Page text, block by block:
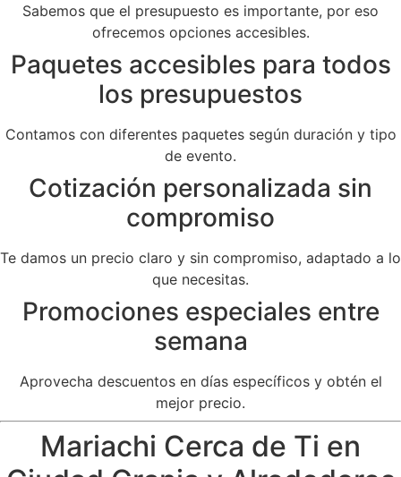
Sabemos que el presupuesto es importante, por eso
ofrecemos opciones accesibles.
Paquetes accesibles para todos
los presupuestos
Contamos con diferentes paquetes según duración y tipo
de evento.
Cotización personalizada sin
compromiso
Te damos un precio claro y sin compromiso, adaptado a lo
que necesitas.
Promociones especiales entre
semana
Aprovecha descuentos en días específicos y obtén el
mejor precio.
Mariachi Cerca de Ti en